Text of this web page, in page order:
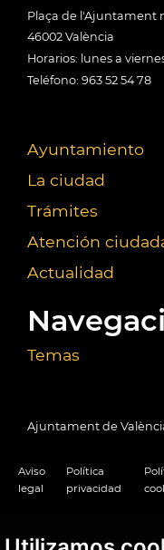
Plaça de l'Ajuntament
46002 València
Horarios: lunes a
Teléfono: 963 52 54 78
Ayuntamiento
La ciudad
Trámites
Atención
Actualidad
Temas
Ajuntament de
Aviso
legal
Política
privacidad